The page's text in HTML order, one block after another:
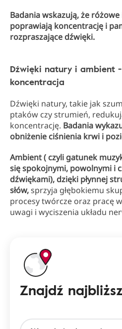
Badania wskazują, że
poprawiają koncentrację i
rozpraszające dźwięki.
Dźwięki natury i ambient
koncentracja
Dźwięki natury, takie jak
ptaków czy strumień,
koncentrację. Badania
obniżenie ciśnienia krwi i
Ambient ( czyli gatunek
się spokojnymi, powolnymi i
dźwiękami), dzięki płynnej
słów,sprzyja głębokiemu
procesy twórcze oraz pracę
uwagi i wyciszenia układu
Znajdź